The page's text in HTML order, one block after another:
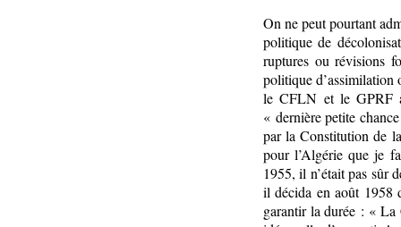
On ne peut pourtant
politique de
ruptures ou révisions
politique d’assimilation
le CFLN et le GPRF
« dernière petite
par la Constitution de
pour l’Algérie que je
1955, il n’était pas sûr
il décida en août 1958
garantir la durée : « La